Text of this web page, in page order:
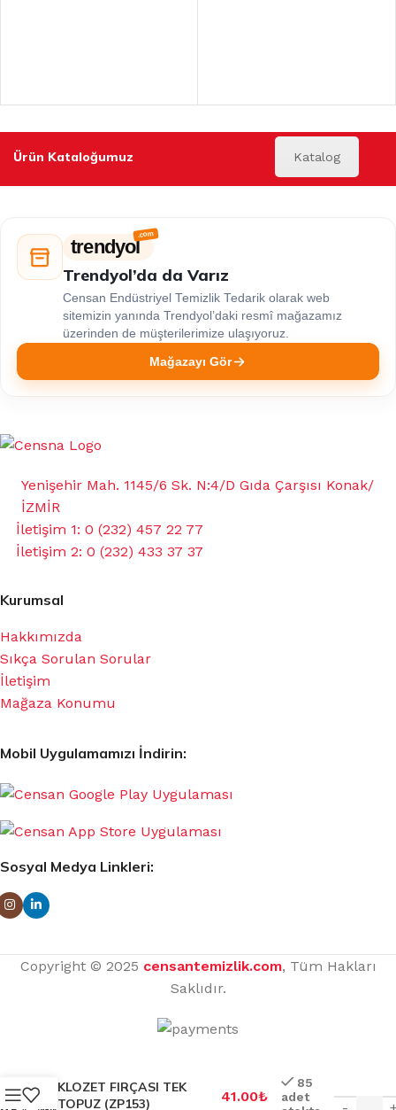
Ürün Kataloğumuz Katalog
trendyol
Trendyol’da da Varız
Censan Endüstriyel Temizlik Tedarik olarak web
sitemizin yanında Trendyol’daki resmî mağazamız
üzerinden de müşterilerimize ulaşıyoruz.
Mağazayı Gör
Yenişehir Mah. 1145/6 Sk. N:4/D Gıda Çarşısı Konak/
İZMİR
İletişim 1: 0 (232) 457 22 77
İletişim 2: 0 (232) 433 37 37
Kurumsal
Hakkımızda
Sıkça Sorulan Sorular
İletişim
Mağaza Konumu
Mobil Uygulamamızı İndirin:
Sosyal Medya Linkleri:
Copyright © 2025 censantemizlik.com, Tüm Hakları
Saklıdır.
KLOZET FIRÇASI TEK
TOPUZ (ZP153)
41.00₺
85
adet